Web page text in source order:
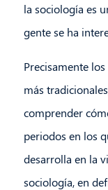
la sociología es
gente se ha
Precisamente
más
comprender
periodos en los
desarrolla en la
sociología, en